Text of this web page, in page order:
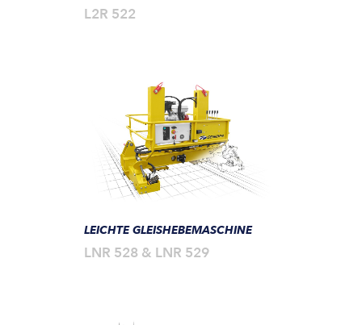
L2R 522
LEICHTE GLEISHEBEMASCHINE
LNR 528 & LNR 529